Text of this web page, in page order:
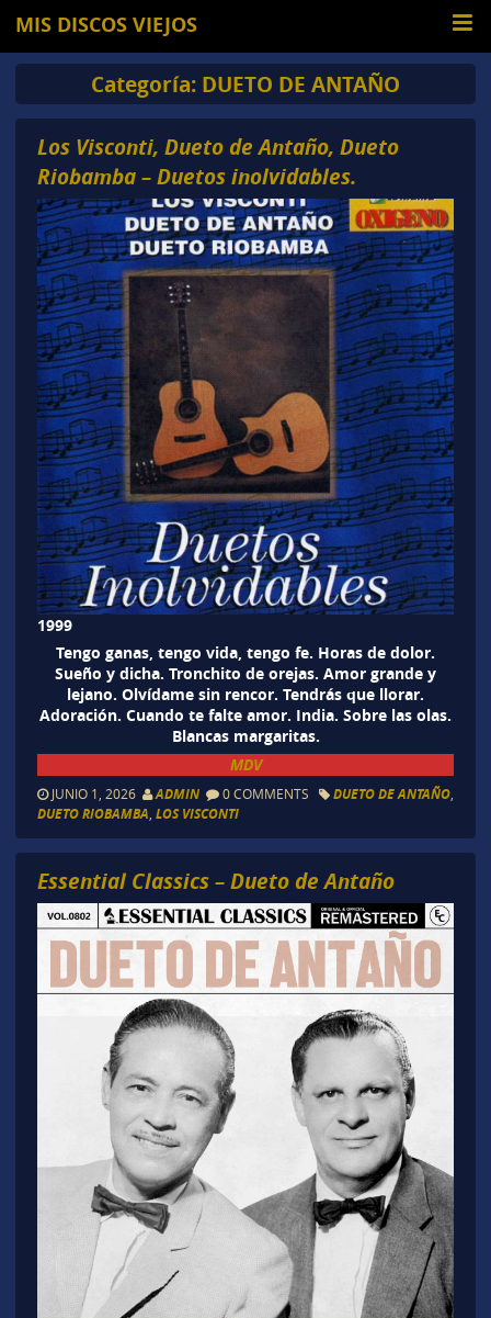
MIS DISCOS VIEJOS
Categoría: DUETO DE ANTAÑO
Los Visconti, Dueto de Antaño, Dueto
Riobamba – Duetos inolvidables.
1999
Tengo ganas, tengo vida, tengo fe. Horas de dolor.
Sueño y dicha. Tronchito de orejas. Amor grande y
lejano. Olvídame sin rencor. Tendrás que llorar.
Adoración. Cuando te falte amor. India. Sobre las olas.
Blancas margaritas.
MDV
JUNIO 1, 2026 ADMIN 0 COMMENTS DUETO DE ANTAÑO,
DUETO RIOBAMBA LOS VISCONTI
Essential Classics – Dueto de Antaño